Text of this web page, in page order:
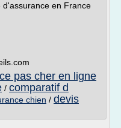
d'assurance en France
pas cher en ligne
/ comparatif d
chien / devis